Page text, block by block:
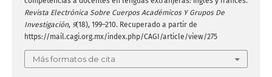
Revista Electrónica Sobre Cuerpos Académicos Y Grupos De
Investigación, 9(18), 199–210. Recuperado a partir de
https://mail.cagi.org.mx/index.php/CAGI/article/view/275
Más formatos de cita